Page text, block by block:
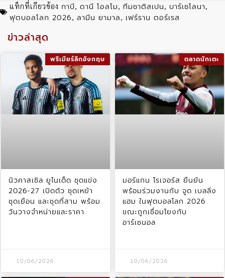
แท็กที่เกียวข้อง กาบี ดานี โอลโม ทีมชาติสเปน บาร์เซโลนา
ฟุตบอลโลก 2026 ลามีน ยามาล เฟร์ราน ตอร์เรส
ข่าวล่าสุด
พรีเมียร์ลีกอังกฤษ
นิวคาสเซิล ยูไนเต็ด ชุดแข่ง
2026-27 เปิดตัว ชุดเหย้า
ชุดเยือน และชุดที่สาม พร้อม
วันวางจำหน่ายและราคา
10/06/2026
ตลาดนักเตะ
มอร์แกน โรเจอร์ส ยืนยัน
พร้อมร่วมงานกับ จูด เบลลิ่ง
แฮม ในฟุตบอลโลก 2026
ขณะถูกเชื่อมโยงกับ
อาร์เซนอล
10/06/2026